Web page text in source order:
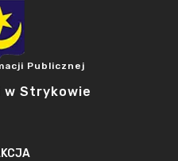
Publicznej
w Strykowie